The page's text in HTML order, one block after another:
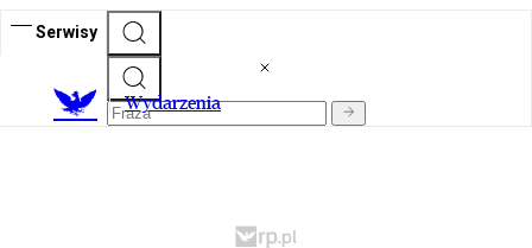
Serwisy
Wydarzenia